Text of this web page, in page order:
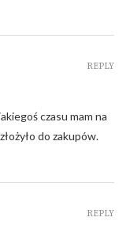
czasu mam na
do zakupów.
REPLY
REPLY